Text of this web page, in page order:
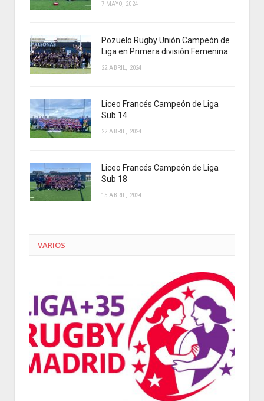
7 MAYO, 2024
Pozuelo Rugby Unión Campeón de
Liga en Primera división Femenina
22 ABRIL, 2024
Liceo Francés Campeón de Liga
Sub 14
22 ABRIL, 2024
Liceo Francés Campeón de Liga
Sub 18
15 ABRIL, 2024
VARIOS